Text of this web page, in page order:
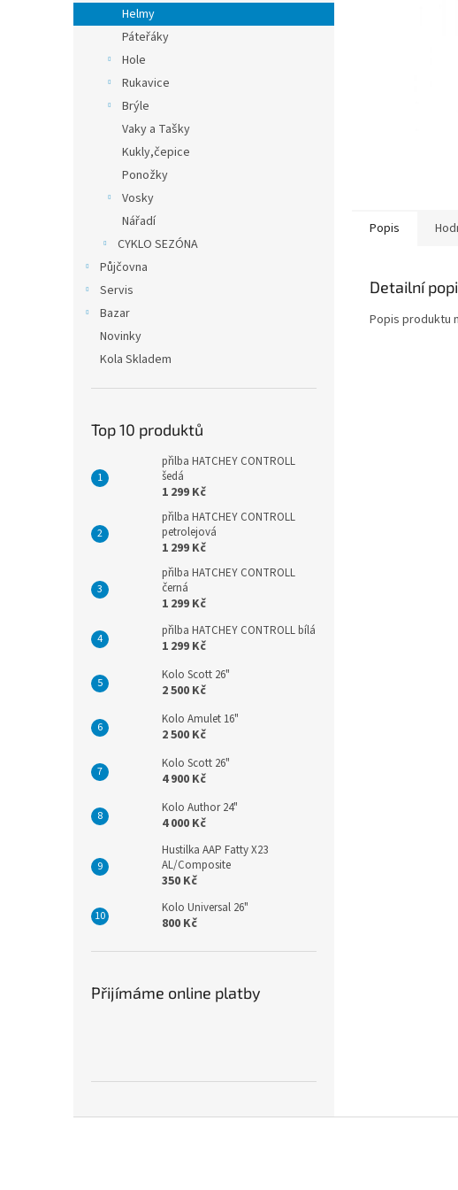
n
e
Helmy
Páteřáky
Hole
Rukavice
Brýle
Vaky a Tašky
Kukly,čepice
Ponožky
Vosky
Nářadí
CYKLO SEZÓNA
Půjčovna
Servis
Bazar
Novinky
Kola Skladem
Top 10 produktů
přilba HATCHEY CONTROLL
šedá
1 299 Kč
přilba HATCHEY CONTROLL
petrolejová
1 299 Kč
přilba HATCHEY CONTROLL
černá
1 299 Kč
přilba HATCHEY CONTROLL bílá
1 299 Kč
Kolo Scott 26"
2 500 Kč
Kolo Amulet 16"
2 500 Kč
Kolo Scott 26"
4 900 Kč
Kolo Author 24"
4 000 Kč
Hustilka AAP Fatty X23
AL/Composite
350 Kč
Kolo Universal 26"
800 Kč
Přijímáme online platby
Popis
Detailní
Popis produktu